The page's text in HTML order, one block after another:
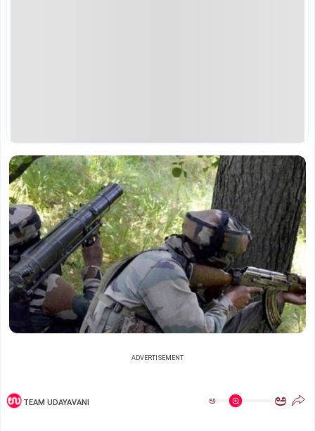
ADVERTISEMENT
TEAM UDAYAVANI ಅ ಅ